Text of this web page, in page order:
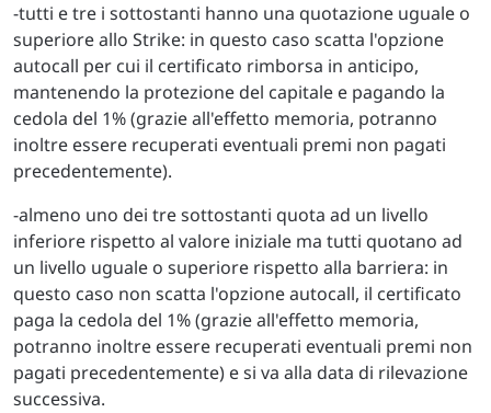
-tutti e tre i sottostanti hanno una quotazione uguale o
superiore allo Strike: in questo caso scatta l'opzione
autocall per cui il certificato rimborsa in anticipo,
mantenendo la protezione del capitale e pagando la
cedola del 1% (grazie all'effetto memoria, potranno
inoltre essere recuperati eventuali premi non pagati
precedentemente).
-almeno uno dei tre sottostanti quota ad un livello
inferiore rispetto al valore iniziale ma tutti quotano ad
un livello uguale o superiore rispetto alla barriera: in
questo caso non scatta l'opzione autocall, il certificato
paga la cedola del 1% (grazie all'effetto memoria,
potranno inoltre essere recuperati eventuali premi non
pagati precedentemente) e si va alla data di rilevazione
successiva.